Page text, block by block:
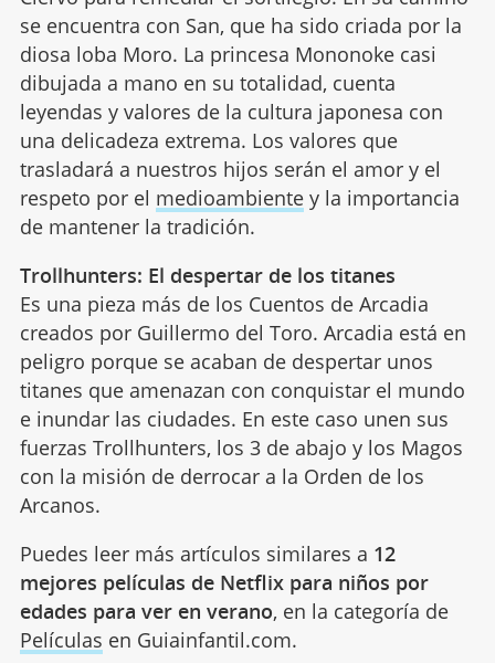
se encuentra con San, que ha sido criada por la
diosa loba Moro. La princesa Mononoke casi
dibujada a mano en su totalidad, cuenta
leyendas y valores de la cultura japonesa con
una delicadeza extrema. Los valores que
trasladará a nuestros hijos serán el amor y el
respeto por el medioambientey la importancia
de mantener la tradición.
Trollhunters: El despertar de los titanes
Es una pieza más de los Cuentos de Arcadia
creados por Guillermo del Toro. Arcadia está en
peligro porque se acaban de despertar unos
titanes que amenazan con conquistar el mundo
e inundar las ciudades. En este caso unen sus
fuerzas Trollhunters, los 3 de abajo y los Magos
con la misión de derrocar a la Orden de los
Arcanos.
Puedes leer más artículos similares a 12
mejores películas de Netflix para niños por
edades para ver en verano, en la categoría de
Películas en Guiainfantil.com.